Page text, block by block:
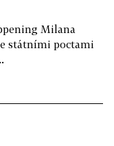
Milana
státními poctami